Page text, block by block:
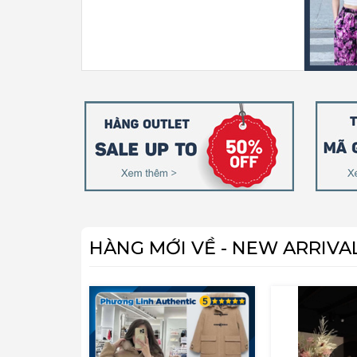
HÀNG MỚI VỀ - NEW